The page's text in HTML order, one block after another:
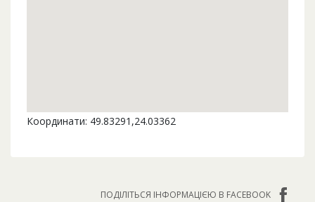
Координати: 49.83291,24.03362
ПОДІЛІТЬСЯ ІНФОРМАЦІЄЮ В FACEBOOK